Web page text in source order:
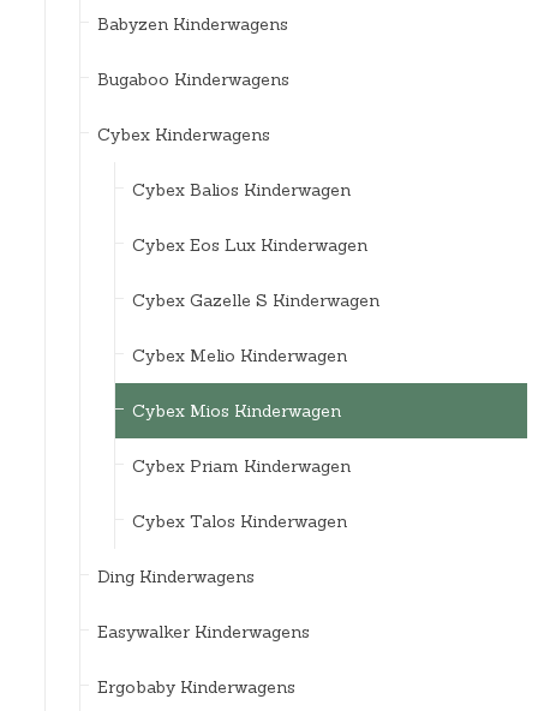
Babyzen Kinderwagens
Bugaboo Kinderwagens
Cybex Kinderwagens
Cybex Balios Kinderwagen
Cybex Eos Lux Kinderwagen
Cybex Gazelle S Kinderwagen
Cybex Melio Kinderwagen
Cybex Mios Kinderwagen
Cybex Priam Kinderwagen
Cybex Talos Kinderwagen
Ding Kinderwagens
Easywalker Kinderwagens
Ergobaby Kinderwagens